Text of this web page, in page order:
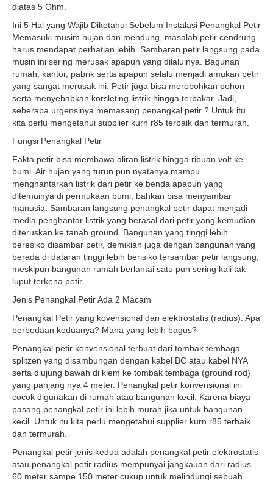
diatas 5 Ohm.
Ini 5 Hal yang Wajib Diketahui Sebelum Instalasi Penangkal Petir
Memasuki musim hujan dan mendung, masalah petir cendrung
harus mendapat perhatian lebih. Sambaran petir langsung pada
musin ini sering merusak apapun yang dilaluinya. Bagunan
rumah, kantor, pabrik serta apapun selalu menjadi amukan petir
yang sangat merusak ini. Petir juga bisa merobohkan pohon
serta menyebabkan korsleting listrik hingga terbakar. Jadi,
seberapa urgensinya memasang penangkal petir ? Untuk itu
kita perlu mengetahui supplier kurn r85 terbaik dan termurah.
Fungsi Penangkal Petir
Fakta petir bisa membawa aliran listrik hingga ribuan volt ke
bumi. Air hujan yang turun pun nyatanya mampu
menghantarkan listrik dari petir ke benda apapun yang
ditemuinya di permukaan bumi, bahkan bisa menyambar
manusia. Sambaran langsung penangkal petir dapat menjadi
media penghantar listrik yang berasal dari petir yang kemudian
diteruskan ke tanah ground. Bangunan yang tinggi lebih
beresiko disambar petir, demikian juga dengan bangunan yang
berada di dataran tinggi lebih berisiko tersambar petir langsung,
meskipun bangunan rumah berlantai satu pun sering kali tak
luput terkena petir.
Jenis Penangkal Petir Ada 2 Macam
Penangkal Petir yang kovensional dan elektrostatis (radius). Apa
perbedaan keduanya? Mana yang lebih bagus?
Penangkal petir konvensional terbuat dari tombak tembaga
splitzen yang disambungan dengan kabel BC atau kabel NYA
serta diujung bawah di klem ke tombak tembaga (ground rod)
yang panjang nya 4 meter. Penangkal petir konvensional ini
cocok digunakan di rumah atau bangunan kecil. Karena biaya
pasang penangkal petir ini lebih murah jika untuk bangunan
kecil. Untuk itu kita perlu mengetahui supplier kurn r85 terbaik
dan termurah.
Penangkal petir jenis kedua adalah penangkal petir elektrostatis
atau penangkal petir radius mempunyai jangkauan dari radius
60 meter sampe 150 meter cukup untuk melindungi sebuah